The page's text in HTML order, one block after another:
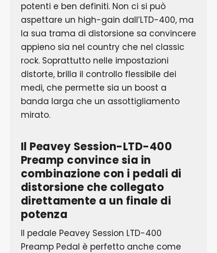
potenti e ben definiti. Non ci si può
aspettare un high-gain dall’LTD-400, ma
la sua trama di distorsione sa convincere
appieno sia nel country che nel classic
rock. Soprattutto nelle impostazioni
distorte, brilla il controllo flessibile dei
medi, che permette sia un boost a
banda larga che un assottigliamento
mirato.
Il Peavey Session-LTD-400
Preamp convince sia in
combinazione con i pedali di
distorsione che collegato
direttamente a un finale di
potenza
Il pedale Peavey Session LTD-400
Preamp Pedal è perfetto anche come